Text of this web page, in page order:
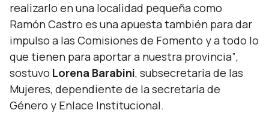
realizarlo en una localidad pequeña como
Ramón Castro es una apuesta también para dar
impulso a las Comisiones de Fomento y a todo lo
que tienen para aportar a nuestra provincia”,
sostuvo Lorena Barabini, subsecretaria de las
Mujeres, dependiente de la secretaría de
Género y Enlace Institucional.